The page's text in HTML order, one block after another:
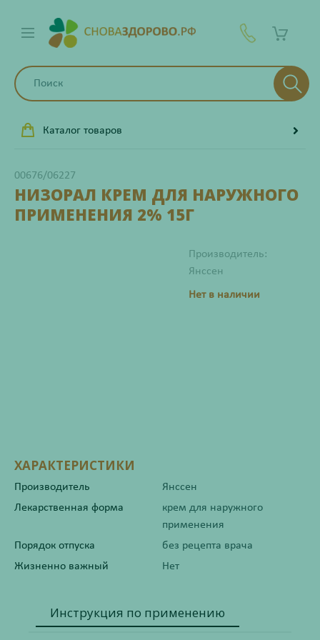
Каталог товаров
00676/06227
НИЗОРАЛ КРЕМ ДЛЯ НАРУЖНОГО
ПРИМЕНЕНИЯ 2% 15Г
Производитель:
Янссен
Нет в наличии
ХАРАКТЕРИСТИКИ
Производитель
Янссен
Лекарственная форма
крем для наружного
применения
Порядок отпуска
без рецепта врача
Жизненно важный
Нет
Инструкция по применению